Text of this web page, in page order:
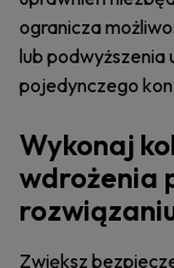
ogranicza
lub podwyższenia
pojedynczego
Wykonaj
wdrożenia
Zwiększ